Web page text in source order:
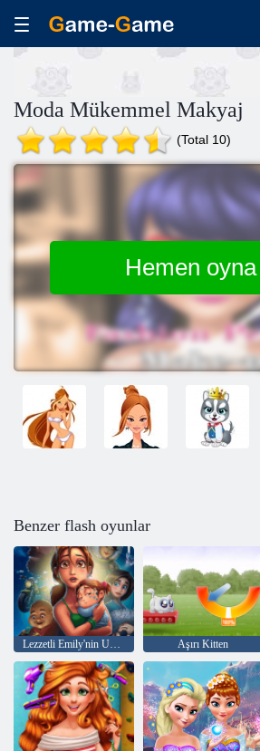
Moda Mükemmel Makyaj
(Total 10)
Hemen oyna
Benzer flash oyunlar
Lezzetli Emily'nin Umutlar ve Korkular Aşırı Kitten